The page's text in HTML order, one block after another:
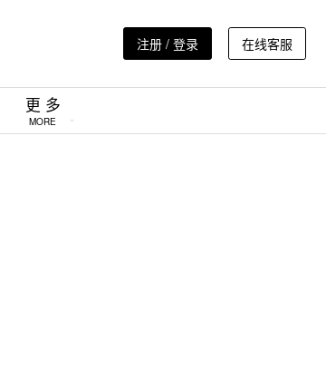
注册 / 登录 在线客服
更 多
MORE